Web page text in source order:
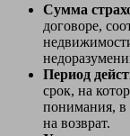
Сумма
договоре,
Период
срок, на
понимания, в
на возврат.